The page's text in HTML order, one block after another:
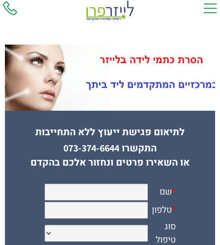
לתיאום פגישת ייעוץ ללא התחייבות
התקשרו073-374-6644
או השאירו פרטים ונחזור אלכם בהקדם